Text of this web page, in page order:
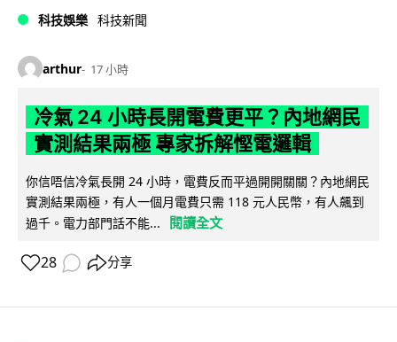
科技娛樂 科技新聞
arthur 17 小時
冷氣 24 小時長開電費更平？內地網民
實測結果兩極 專家拆解慳電邏輯
你信唔信冷氣長開 24 小時，電費反而平過開開關關？內地網民
實測結果兩極，有人一個月電費只需 118 元人民幣，有人飆到
過千。電力部門話不能...
閱讀全文
28 分享